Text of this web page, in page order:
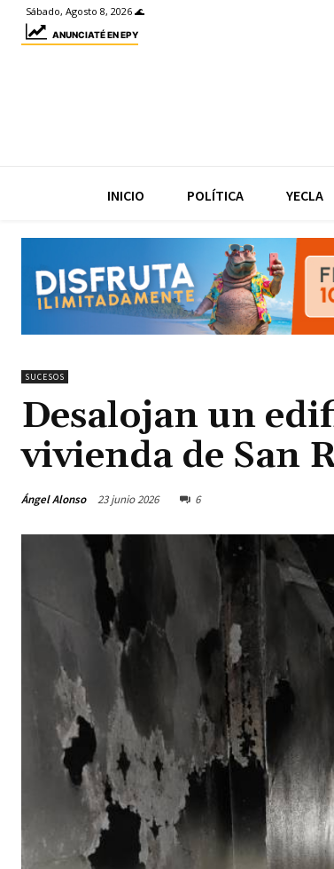
Sábado, Agosto 8, 2026 🌊
ANUNCIATÉ EN EPY
INICIO POLÍTICA YECLA
SUCESOS
Desalojan un
vivienda de San
Ángel Alonso 23 junio 2026 6